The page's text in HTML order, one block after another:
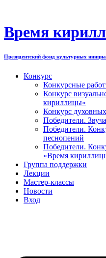
содержимому
Время
Президентский фонд культурных
Конкурс
Конкурсные
Конкурс
кириллицы»
Конкурс
Победители.
Победители.
песнопений
Победители.
«Время
Группа поддержки
Лекции
Мастер-классы
Новости
Вход